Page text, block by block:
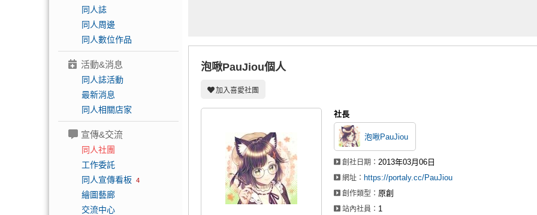
同人誌
同人周邊
同人數位作品
活動&消息
同人誌活動
最新消息
同人相關店家
宣傳&交流
同人社團
工作委託
同人宣傳看板 4
繪圖藝廊
交流中心
泡啾PauJiou個人
加入喜愛社團
社長
泡啾PauJiou
創社日期： 2013年03月06日
網址： https://portaly.cc/PauJiou
創作類型： 原創
站內社員： 1